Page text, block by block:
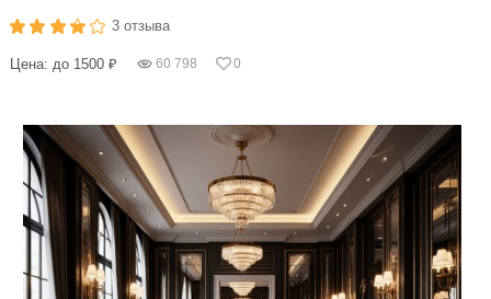
3 отзыва
Цена: до 1500 ₽ 60 798 0